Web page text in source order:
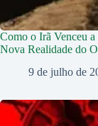
Como o Irã Venceu
Nova Realidade do
9 de julho de